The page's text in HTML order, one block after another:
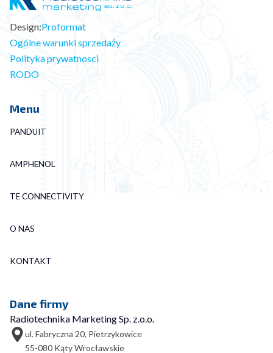
Design:Proformat
Ogólne warunki sprzedaży
Polityka prywatnosci
RODO
Menu
PANDUIT
AMPHENOL
TE CONNECTIVITY
O NAS
KONTAKT
Dane firmy
Radiotechnika Marketing Sp. z.o.o.
ul. Fabryczna 20, Pietrzykowice
55-080 Kąty Wrocławskie